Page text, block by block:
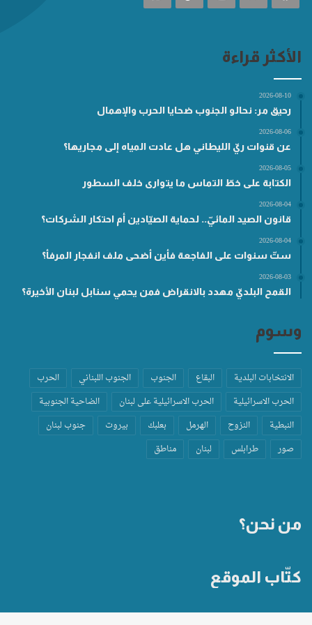
الأكثر قراءة
2026-08-10
رحيق مر: نحالو الجنوب ضحايا الحرب والإهمال
2026-08-06
عن قنوات ريّ الليطاني هل عادت المياه إلى مجاريها؟
2026-08-05
الكتابة على خطّ التماس ما يتوارى خلف السطور
2026-08-04
قانون الصيد المائيّ.. لحماية الصيّادين أم احتكار الشركات؟
2026-08-04
ستّ سنوات على الفاجعة فأين أضحى ملف انفجار المرفأ؟
2026-08-03
القمح البلديّ مهدد بالانقراض فمن يحمي سنابل لبنان الأخيرة؟
وسوم
الانتخابات البلدية البقاع الجنوب الجنوب اللبناني
الحرب
الحرب الاسرائيلية
الحرب الاسرائيلية على لبنان
الضاحية الجنوبية
النبطية
النزوح الهرمل بعلبك بيروت
جنوب لبنان
صور
طرابلس لبنان مناطق
من نحن؟
كتّاب الموقع